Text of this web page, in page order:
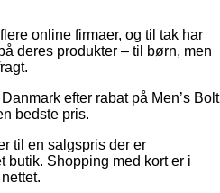
online firmaer, og til tak har
deres produkter – til børn, men
efter rabat på Men’s Bolt
bedste pris.
til en salgspris der er
butik. Shopping med kort er i